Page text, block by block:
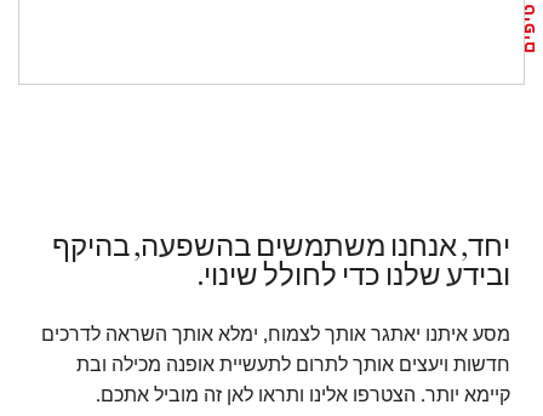
טיפים
יחד, אנחנו משתמשים בהשפעה, בהיקף
ובידע שלנו כדי לחולל שינוי.
מסע איתנו יאתגר אותך לצמוח, ימלא אותך השראה לדרכים
חדשות ויעצים אותך לתרום לתעשיית אופנה מכילה ובת
קיימא יותר. הצטרפו אלינו ותראו לאן זה מוביל אתכם.